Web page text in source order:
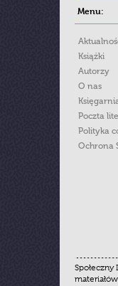
Menu:
Książki
Autorzy
O nas
Poczta
Polityka
Ochrona